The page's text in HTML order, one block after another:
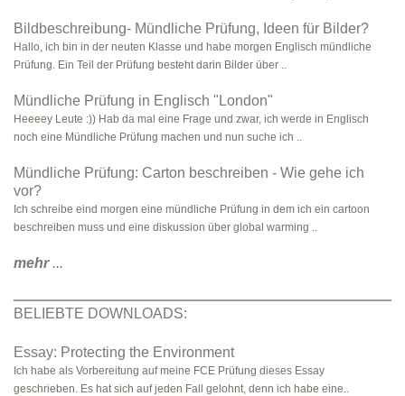
Bildbeschreibung- Mündliche Prüfung, Ideen für Bilder?
Hallo, ich bin in der neuten Klasse und habe morgen Englisch mündliche
Prüfung. Ein Teil der Prüfung besteht darin Bilder über ..
Mündliche Prüfung in Englisch "London"
Heeeey Leute :)) Hab da mal eine Frage und zwar, ich werde in Englisch
noch eine Mündliche Prüfung machen und nun suche ich ..
Mündliche Prüfung: Carton beschreiben - Wie gehe ich
vor?
Ich schreibe eind morgen eine mündliche Prüfung in dem ich ein cartoon
beschreiben muss und eine diskussion über global warming ..
mehr...
BELIEBTE DOWNLOADS:
Essay: Protecting the Environment
Ich habe als Vorbereitung auf meine FCE Prüfung dieses Essay
geschrieben. Es hat sich auf jeden Fall gelohnt, denn ich habe eine..